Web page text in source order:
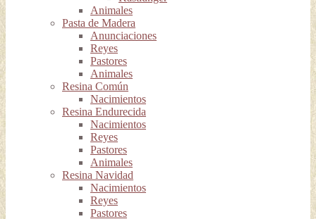
Animales
Pasta de Madera
Anunciaciones
Reyes
Pastores
Animales
Resina Común
Nacimientos
Resina Endurecida
Nacimientos
Reyes
Pastores
Animales
Resina Navidad
Nacimientos
Reyes
Pastores